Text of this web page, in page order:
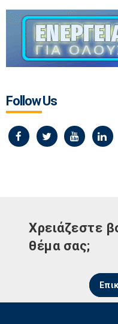
Follow Us
Χρειάζεστε
θέμα σας;